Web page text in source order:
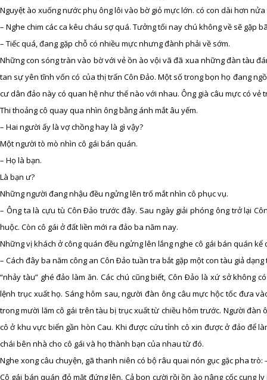
Nguyệt ào xuống nước phụ ông lôi vào bờ giỏ mực lớn. có con dài hơn
– Nghe chim các ca kêu cháu sợ quá. Tưởng tối nay chú không về sẽ gặp
– Tiếc quá, đang gặp chỗ có nhiều mực nhưng đành phải về sớm.
Những con sóng tràn vào bờ với vẻ ồn ào vội vã đã xua những đàn tàu
tan sự yên tĩnh vốn có của thị trấn Côn Ðảo. Một số trong bọn họ đang
cư dân đảo này có quan hệ như thế nào với nhau. Ông già câu mực có
Thi thoảng cô quay qua nhìn ông bằng ánh mắt âu yếm.
– Hai người ấy là vợ chồng hay là gì vậy?
Một người tò mò nhìn cô gái bán quán.
– Họ là bạn.
Là bạn ư?
Những người đang nhậu đều ngửng lên trố mắt nhìn cô phục vụ.
– Ông ta là cựu tù Côn Ðảo trước đây. Sau ngày giải phóng ông trở lại
huộc. Còn cô gái ở đất liền mới ra đảo ba năm nay.
Những vị khách ở công quán đều ngửng lên lắng nghe cô gái bán quán kể
– Cách đây ba năm công an Côn Ðảo tuần tra bắt gặp một con tàu giả
“nhảy tàu” ghé đảo làm ăn. Các chú cũng biết, Côn Ðảo là xứ sở không
lệnh trục xuất họ. Sáng hôm sau, người đàn ông câu mực hộc tốc đưa
trong mười lăm cô gái trên tàu bị trục xuất từ chiều hôm trước. Người
cô ở khu vực biển gần hòn Cau. Khi được cứu tỉnh cô xin được ở đảo để
chái bên nhà cho cô gái và họ thành bạn của nhau từ đó.
Nghe xong câu chuyện, gã thanh niên có bộ râu quai nón gục gặc pha trò:
Cô gái bán quán đỏ mặt đứng lên. Cả bọn cười rồi ồn ào nâng cốc cụng